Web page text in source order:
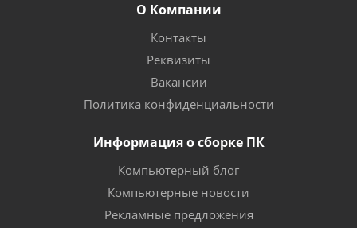
О Компании
Контакты
Реквизиты
Вакансии
Политика конфиденциальности
Информация о сборке ПК
Компьютерный блог
Компьютерные новости
Рекламные предложения